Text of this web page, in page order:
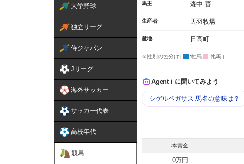
大学野球
独立リーグ
侍ジャパン
Jリーグ
海外サッカー
サッカー代表
高校年代
競馬
馬主 森中 蕃
生産者 天羽牧場
産地 日高町
※性別の色分け [ :牡馬 :牝馬 ]
Agent i に聞いてみよう
シゲルペガサス 馬名の意味は？
本賞金
0万円